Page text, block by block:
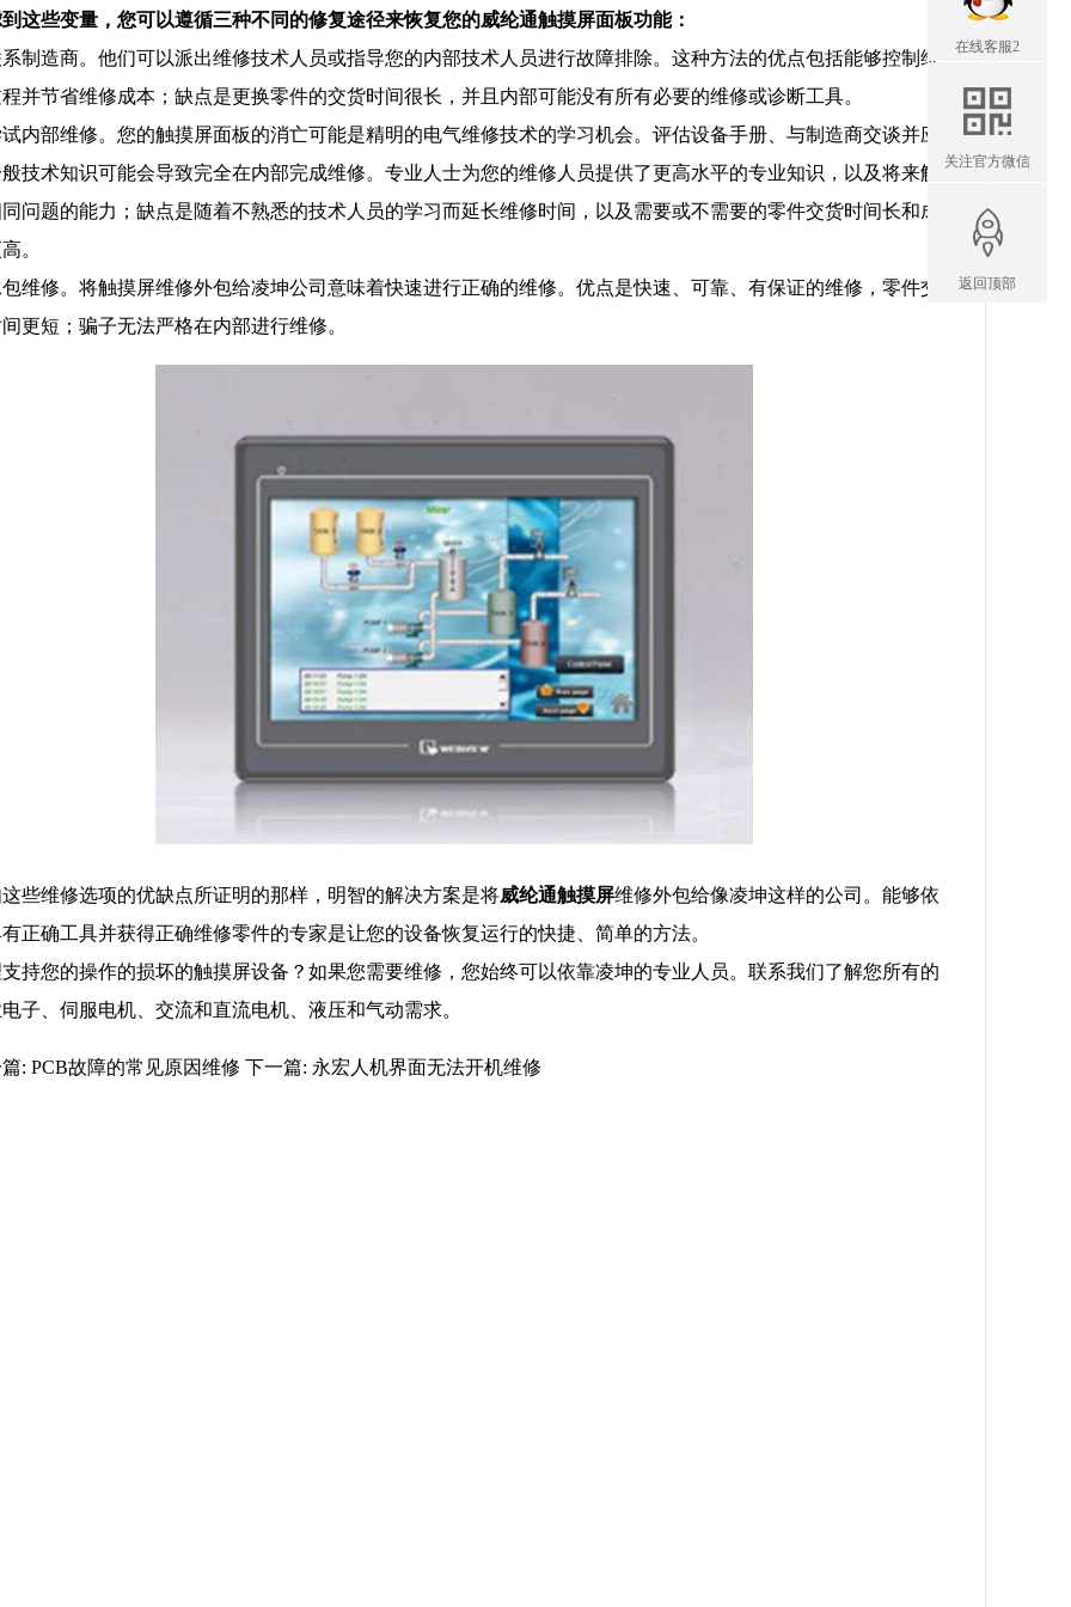
这些变量，您可以遵循三种不同的修复途径来恢复您的威纶通触摸屏面板功能：
制造商。他们可以派出维修技术人员或指导您的内部技术人员进行故障排除。这种方法的优点包括能够控制维
并节省维修成本；缺点是更换零件的交货时间很长，并且内部可能没有所有必要的维修或诊断工具。
内部维修。您的触摸屏面板的消亡可能是精明的电气维修技术的学习机会。评估设备手册、与制造商交谈并应
技术知识可能会导致完全在内部完成维修。专业人士为您的维修人员提供了更高水平的专业知识，以及将来解
问题的能力；缺点是随着不熟悉的技术人员的学习而延长维修时间，以及需要或不需要的零件交货时间长和成
。
维修。将触摸屏维修外包给凌坤公司意味着快速进行正确的维修。优点是快速、可靠、有保证的维修，零件交
更短；骗子无法严格在内部进行维修。
些维修选项的优缺点所证明的那样，明智的解决方案是将威纶通触摸屏维修外包给像凌坤这样的公司。能够依
正确工具并获得正确维修零件的专家是让您的设备恢复运行的快捷、简单的方法。
持您的操作的损坏的触摸屏设备？如果您需要维修，您始终可以依靠凌坤的专业人员。联系我们了解您所有的
子、伺服电机、交流和直流电机、液压和气动需求。
: PCB故障的常见原因维修 下一篇: 永宏人机界面无法开机维修
在线客服2
关注官方微信
返回顶部